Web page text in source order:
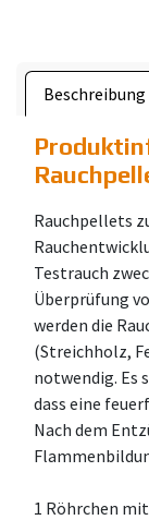
Beschreibung
Rauchpellets
Testrauch
Überprüfung
werden die
(Streichholz,
notwendig. Es
dass eine
Nach dem
1 Röhrchen